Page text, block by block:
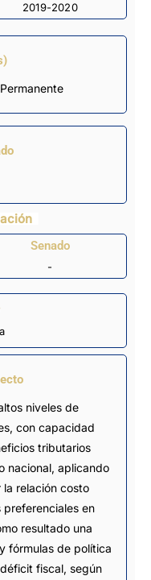
2019-2020
Senado
-
niveles de
con capacidad
tributarios
nacional, aplicando
relación costo
en
resultado una
fórmulas de política
fiscal, según